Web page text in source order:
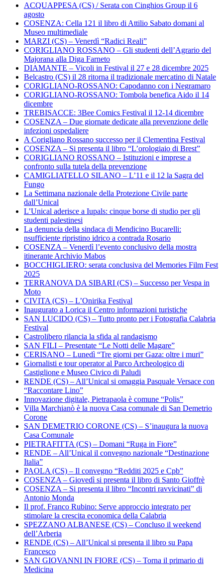
ACQUAPPESA (CS) / Serata con Cinghios Group il 6
agosto
COSENZA: Cella 121 il libro di Attilio Sabato domani al
Museo multimediale
MARZI (CS) – Venerdì “Radici Reali”
CORIGLIANO ROSSANO – Gli studenti dell’Agrario del
Majorana alla Diga Farneto
DIAMANTE – Vicoli in Festival il 27 e 28 dicembre 2025
Belcastro (CS) il 28 ritorna il tradizionale mercatino di Natale
CORIGLIANO-ROSSANO: Capodanno con i Negramaro
CORIGLIANO-ROSSANO: Tombola benefica Aido il 14
dicembre
TREBISACCE: 3Bee Comics Festival il 12-14 dicembre
COSENZA – Due giornate dedicate alla prevenzione delle
infezioni ospedaliere
A Corigliano Rossano successo per il Clementina Festival
COSENZA – Si presenta il libro “L’orologiaio di Brest”
CORIGLIANO ROSSANO – Istituzioni e imprese a
confronto sulla tutela della prevenzione
CAMIGLIATELLO SILANO – L’11 e il 12 la Sagra del
Fungo
La Settimana nazionale della Protezione Civile parte
dall’Unical
L’Unical aderisce a Iupals: cinque borse di studio per gli
studenti palestinesi
La denuncia della sindaca di Mendicino Bucarelli:
nsufficiente ripristino idrico a contrada Rosario
COSENZA – Venerdì l’evento conclusivo della mostra
itinerante Archivio Mabos
BOCCHIGLIERO: serata conclusiva del Memories Film Fest
2025
TERRANOVA DA SIBARI (CS) – Successo per Vespa in
Moto
CIVITA (CS) – L’Onirika Festival
Inaugurato a Lorica il Centro informazioni turistiche
SAN LUCIDO (CS) – Tutto pronto per i Fotografia Calabria
Festival
Castrolibero rilancia la sfida al randagismo
SAN FILI – Presentate “Le Notti delle Magare”
CERISANO – Lunedì “Tre giorni per Gaza: oltre i muri”
Giornalisti e tour operator al Parco Archeologico di
Castiglione e Museo Civico di Paludi
RENDE (CS) – All’Unical si omaggia Pasquale Versace con
“Raccontare Lino”
Innovazione digitale, Pietrapaola è comune “Polis”
Villa Marchianò è la nuova Casa comunale di San Demetrio
Corone
SAN DEMETRIO CORONE (CS) – S’inaugura la nuova
Casa Comunale
PIETRAFITTA (CS) – Domani “Ruga in Fiore”
RENDE – All’Unical il convegno nazionale “Destinazione
Italia”
PAOLA (CS) – Il convegno “Redditi 2025 e Cpb”
COSENZA – Giovedì si presenta il libro di Santo Gioffrè
COSENZA – Si presenta il libro “Incontri ravvicinati” di
Antonio Monda
Il prof. Franco Rubino: Serve approccio integrato per
stimolare la crescita economica della Calabria
SPEZZANO ALBANESE (CS) – Concluso il weekend
dell’Arberia
RENDE (CS) – All’Unical si presenta il libro su Papa
Francesco
SAN GIOVANNI IN FIORE (CS) – Torna il primario di
Medicina